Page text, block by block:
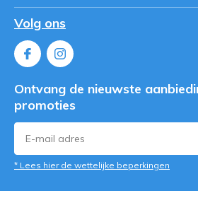
Volg ons
Ontvang de nieuwste
promoties
* Lees hier de wettelijke beperkingen